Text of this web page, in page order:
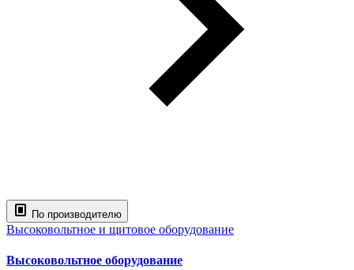
По производителю
Высоковольтное и щитовое оборудование
Высоковольтное оборудование